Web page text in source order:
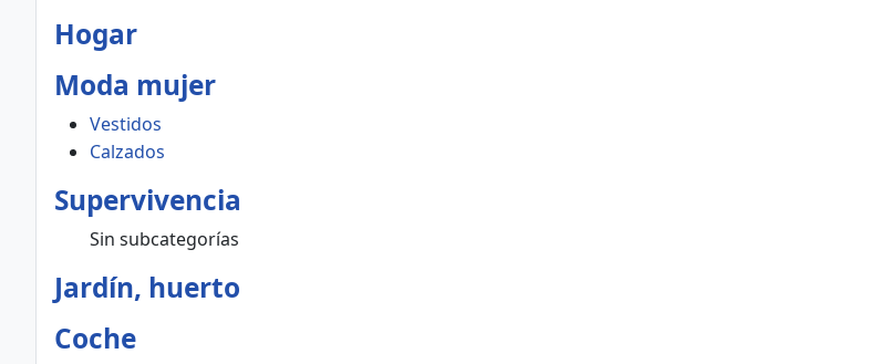
Hogar
Moda mujer
Vestidos
Calzados
Supervivencia
Sin subcategorías
Jardín, huerto
Coche